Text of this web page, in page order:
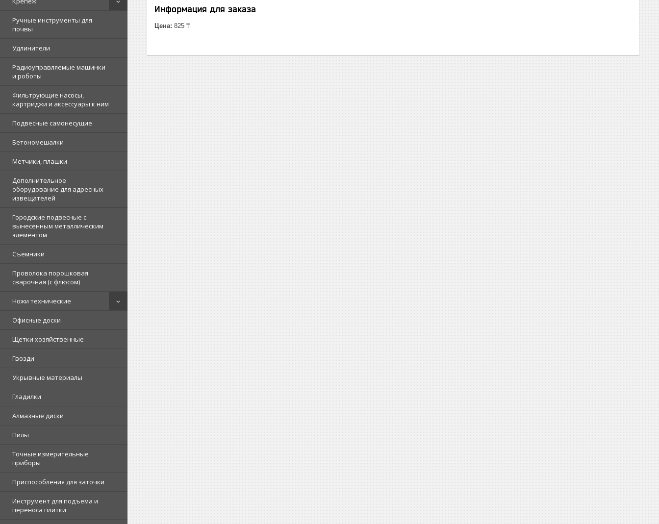
Ручные инструменты для
почвы
Удлинители
Радиоуправляемые машинки
и роботы
Фильтрующие насосы,
картриджи и аксессуары к ним
Подвесные самонесущие
Бетономешалки
Метчики, плашки
Дополнительное
оборудование для адресных
извещателей
Городские подвесные с
вынесенным металлическим
элементом
Съемники
Проволока порошковая
сварочная (с флюсом)
Ножи технические
Офисные доски
Щетки хозяйственные
Гвозди
Укрывные материалы
Гладилки
Алмазные диски
Пилы
Точные измерительные
приборы
Приспособления для заточки
Инструмент для подъема и
переноса плитки
Информация для заказа
Цена: 825 ₸